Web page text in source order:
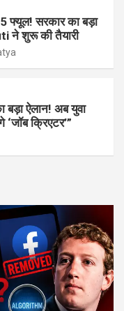
फ्यूल! सरकार का बड़ा
ने शुरू की तैयारी
बड़ा ऐलान! अब युवा
क्रिएटर’”